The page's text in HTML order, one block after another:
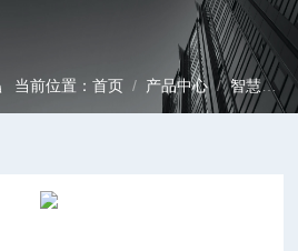
当前位置：首页 / 产品中心/智慧公路